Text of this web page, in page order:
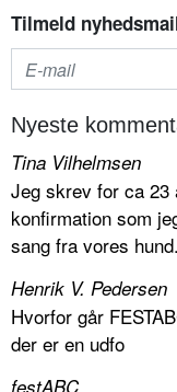
Tilmeld
Nyeste
Tina Vilhelmsen
Jeg skrev for ca 23
konfirmation som
sang fra vores
Henrik V. Pedersen
Hvorfor går
der er en udfo
festABC